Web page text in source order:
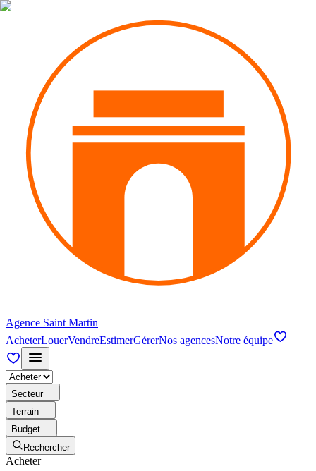
Agence Saint Martin
AcheterLouerVendreEstimerGérerNos agencesNotre équipe
Secteur
Terrain
Budget
Rechercher
Acheter